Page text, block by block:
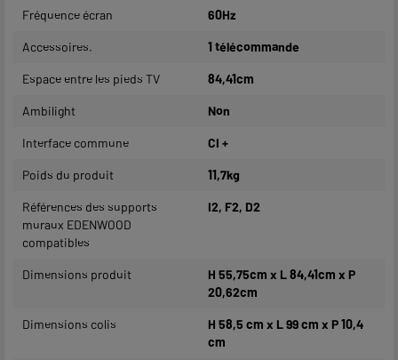
Fréquence écran 60Hz
Accessoires. 1 télécommande
Espace entre les pieds TV 84,41cm
Ambilight Non
Interface commune CI +
Poids du produit 11,7kg
Références des supports
muraux EDENWOOD
compatibles
I2, F2, D2
Dimensions produit
H 55,75cm x L 84,41cm x P
20,62cm
Dimensions colis
H 58,5 cm x L 99 cm x P 10,4
cm